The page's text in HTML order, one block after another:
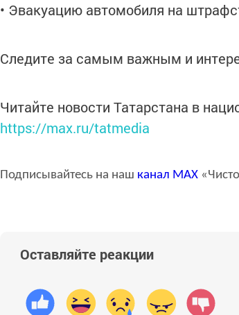
• Эвакуацию автомобиля на
Следите за самым важным и
Читайте новости Татарстана в
https://max.ru/tatmedia
Подписывайтесь на наш канал MAX
Оставляйте реакции